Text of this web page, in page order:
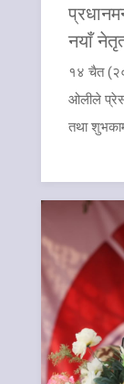
नयाँ
१४ चैत
ओलीले प्रेस
तथा